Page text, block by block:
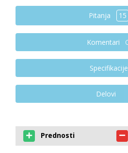
Pitanja 15
Komentari
Specifikacije
Delovi
Prednosti